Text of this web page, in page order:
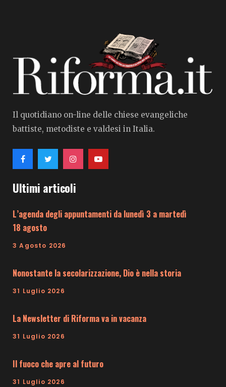
Il quotidiano on-line delle chiese evangeliche
battiste, metodiste e valdesi in Italia.
Ultimi articoli
L’agenda degli appuntamenti da lunedì 3 a martedì
18 agosto
3 Agosto 2026
Nonostante la secolarizzazione, Dio è nella storia
31 Luglio 2026
La Newsletter di Riforma va in vacanza
31 Luglio 2026
Il fuoco che apre al futuro
31 Luglio 2026